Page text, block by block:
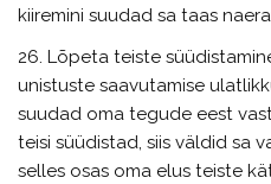
kiiremini suudad sa taas
26. Lõpeta teiste
unistuste saavutamise
suudad oma tegude eest
teisi süüdistad, siis väldid sa
selles osas oma elus teiste